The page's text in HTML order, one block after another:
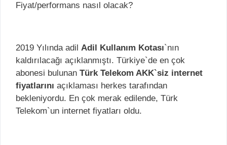
Fiyat/performans nasıl olacak?
2019 Yılında adil Adil Kullanım Kotası`nın
kaldırılacağı açıklanmıştı. Türkiye`de en çok
abonesi bulunan Türk Telekom AKK`siz internet
fiyatlarını açıklaması herkes tarafından
bekleniyordu. En çok merak edilende, Türk
Telekom`un internet fiyatları oldu.